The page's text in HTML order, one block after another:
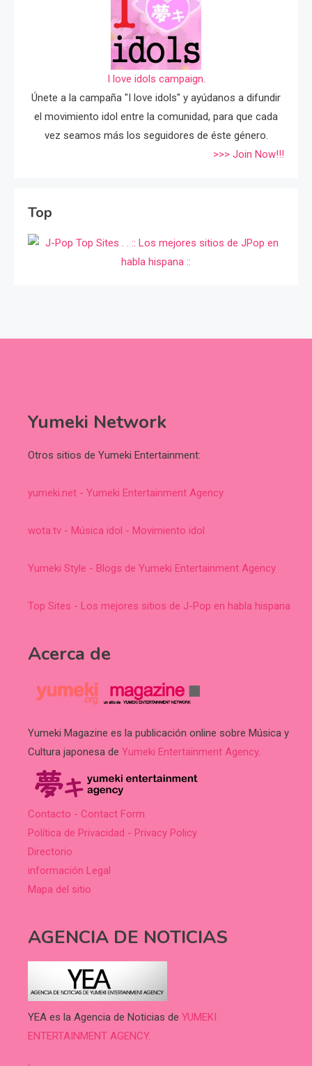
I love idols campaign.
Únete a la campaña "I love idols" y ayúdanos a difundir
el movimiento idol entre la comunidad, para que cada
vez seamos más los seguidores de éste género.
>>> Join Now!!!
Top
Yumeki Network
Otros sitios de Yumeki Entertainment:
yumeki.net - Yumeki Entertainment Agency
wota.tv - Música idol - Movimiento idol
Yumeki Style - Blogs de Yumeki Entertainment Agency
Top Sites - Los mejores sitios de J-Pop en habla hispana
Acerca de
Yumeki Magazine es la publicación online sobre Música y
Cultura japonesa de Yumeki Entertainment Agency.
Contacto - Contact Form
Política de Privacidad - Privacy Policy
Directorio
información Legal
Mapa del sitio
AGENCIA DE NOTICIAS
YEA es la Agencia de Noticias de YUMEKI
ENTERTAINMENT AGENCY.
.